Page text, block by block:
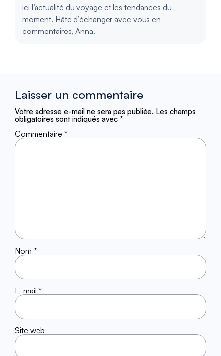
ici l’actualité du voyage et les tendances du
moment. Hâte d’échanger avec vous en
commentaires, Anna.
Laisser un commentaire
Votre adresse e-mail ne sera pas publiée. Les champs
obligatoires sont indiqués avec *
Commentaire *
Nom *
E-mail *
Site web